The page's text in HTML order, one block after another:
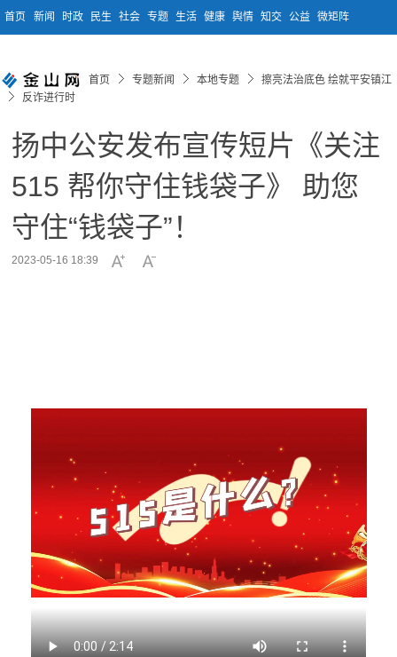
首页 新闻 时政 民生 社会 专题 生活 健康 舆情 知交 公益 微矩阵
首页 专题新闻 本地专题
擦亮法治底色 绘就平安镇江
反诈进行时
扬中公安发布宣传短片《关注
515 帮你守住钱袋子》 助您
守住“钱袋子”！
2023-05-16 18:39